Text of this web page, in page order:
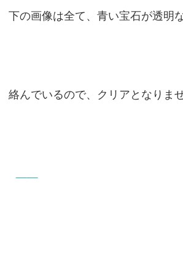
下の画像は全て、青い宝石が透明
絡んでいるので、クリアとなりま